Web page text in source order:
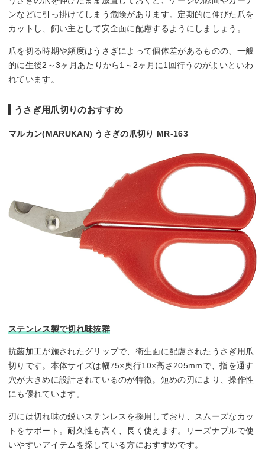
ンなどに引っ掛けてしまう危険があります。定期的に伸びた爪を
カットし、飼い主として安全面に配慮するようにしましょう。
爪を切る時期や頻度はうさぎによって個体差があるものの、一般
的に生後2～3ヶ月あたりから1～2ヶ月に1回行うのがよいといわ
れています。
うさぎ用爪切りのおすすめ
マルカン(MARUKAN) うさぎの爪切り MR-163
ステンレス製で切れ味抜群
抗菌加工が施されたグリップで、衛生面に配慮されたうさぎ用爪
切りです。本体サイズは幅75×奥行10×高さ205mmで、指を通す
穴が大きめに設計されているのが特徴。短めの刃により、操作性
にも優れています。
刃には切れ味の鋭いステンレスを採用しており、スムーズなカッ
トをサポート。耐久性も高く、長く使えます。リーズナブルで使
いやすいアイテムを探している方におすすめです。